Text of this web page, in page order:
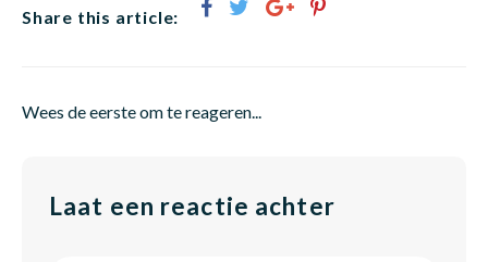
Share this article:
Wees de eerste om te reageren...
Laat een reactie achter